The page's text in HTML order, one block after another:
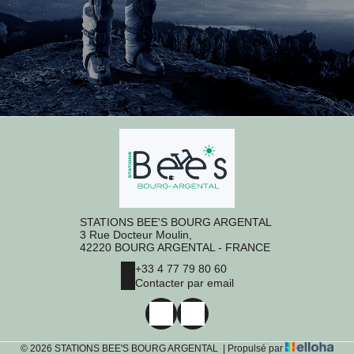
STATIONS BEE'S BOURG ARGENTAL
3 Rue Docteur Moulin,
42220 BOURG ARGENTAL - FRANCE
+33 4 77 79 80 60
Contacter par email
© 2026 STATIONS BEE'S BOURG ARGENTAL Propulsé par